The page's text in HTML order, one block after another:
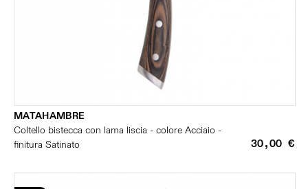
MATAHAMBRE
Coltello bistecca con lama liscia - colore Acciaio -
finitura Satinato
30,00 €